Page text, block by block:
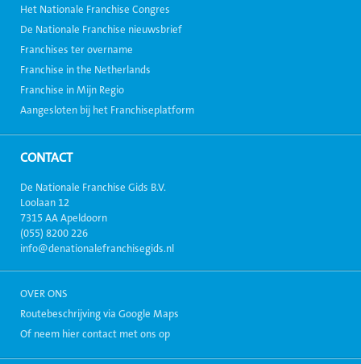
Het Nationale Franchise Congres
De Nationale Franchise nieuwsbrief
Franchises ter overname
Franchise in the Netherlands
Franchise in Mijn Regio
Aangesloten bij het Franchiseplatform
CONTACT
De Nationale Franchise Gids B.V.
Loolaan 12
7315 AA Apeldoorn
(055) 8200 226
info@denationalefranchisegids.nl
OVER ONS
Routebeschrijving via Google Maps
Of neem hier contact met ons op